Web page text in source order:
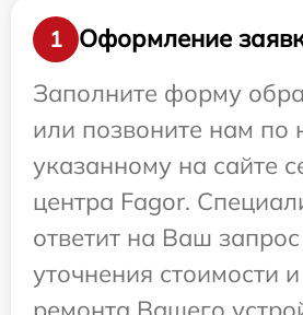
1
Оформление
Заполните форму
или позвоните нам по
указанному на сайте
центра Fagor.
ответит на Ваш
уточнения стоимости